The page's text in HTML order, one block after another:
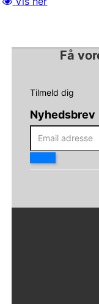
Få
Tilmeld dig
Nyhedsbrev